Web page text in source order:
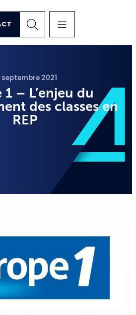
septembre 2021
1 – L’enjeu du
des classes en
REP